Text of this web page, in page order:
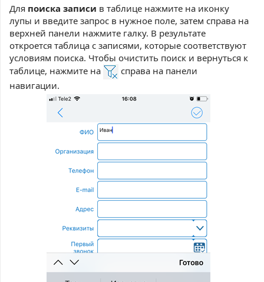
Для поиска записи в таблице нажмите на иконку
лупы и введите запрос в нужное поле, затем справа на
верхней панели нажмите галку. В результате
откроется таблица с записями, которые соответствуют
условиям поиска. Чтобы очистить поиск и вернуться к
таблице, нажмите на
справа на панели
навигации.